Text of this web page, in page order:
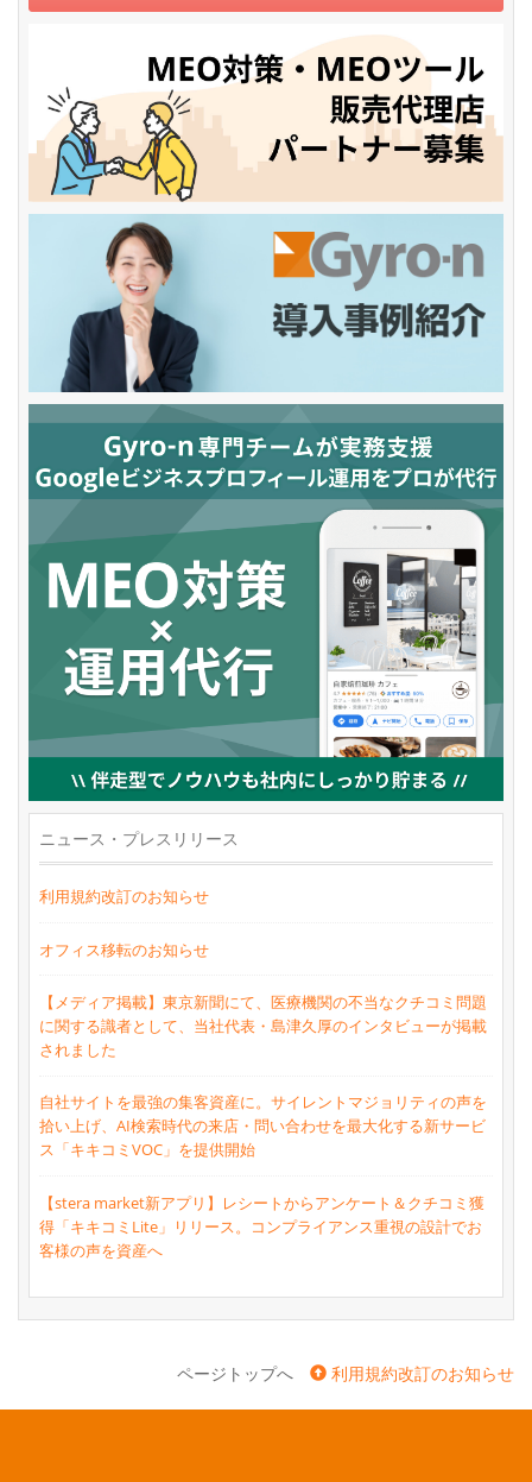
ニュース・プレスリリース
利用規約改訂のお知らせ
オフィス移転のお知らせ
【メディア掲載】東京新聞にて、医療機関の不当なクチコミ問題
に関する識者として、当社代表・島津久厚のインタビューが掲載
されました
自社サイトを最強の集客資産に。サイレントマジョリティの声を
拾い上げ、AI検索時代の来店・問い合わせを最大化する新サービ
ス「キキコミVOC」を提供開始
【stera market新アプリ】レシートからアンケート＆クチコミ獲
得「キキコミLite」リリース。コンプライアンス重視の設計でお
客様の声を資産へ
ページトップへ 利用規約改訂のお知らせ